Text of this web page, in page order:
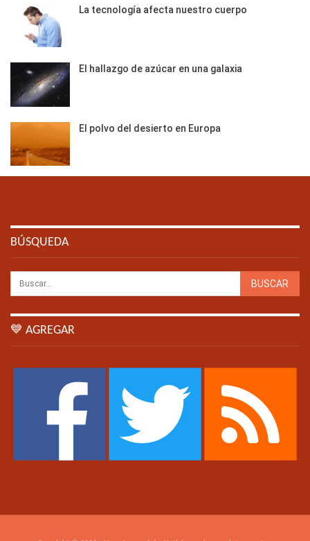
La tecnología afecta nuestro cuerpo
El hallazgo de azúcar en una galaxia
El polvo del desierto en Europa
BÚSQUEDA
💙 AGREGAR